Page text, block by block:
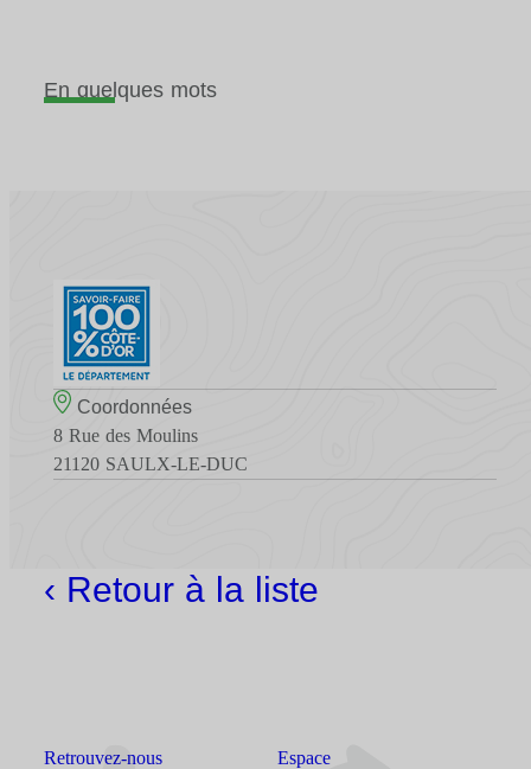
En quelques mots
Coordonnées
8 Rue des Moulins
21120 SAULX-LE-DUC
‹ Retour à la liste
Retrouvez-nous
Espace